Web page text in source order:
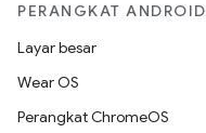
PERANGKAT ANDROID
Layar besar
Wear OS
Perangkat ChromeOS